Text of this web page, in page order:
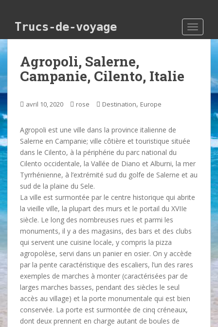
Trucs-de-voyage
Agropoli, Salerne,
Campanie, Cilento, Italie
avril 10, 2020 rose Destination, Europe
Agropoli est une ville dans la province italienne de
Salerne en Campanie; ville côtière et touristique située
dans le Cilento, à la périphérie du parc national du
Cilento occidentale, la Vallée de Diano et Alburni, la mer
Tyrrhénienne, à l’extrémité sud du golfe de Salerne et au
sud de la plaine du Sele.
La ville est surmontée par le centre historique qui abrite
la vieille ville, la plupart des murs et le portail du XVIIe
siècle. Le long des nombreuses rues et parmi les
monuments, il y a des magasins, des bars et des clubs
qui servent une cuisine locale, y compris la pizza
agropolèse, servi dans un panier en osier. On y accède
par la pente caractéristique des escaliers, l’un des rares
exemples de marches à monter (caractérisées par de
larges marches basses, pendant des siècles le seul
accès au village) et la porte monumentale qui est bien
conservée. La porte est surmontée de cinq créneaux,
dont deux prennent en charge autant de boules de